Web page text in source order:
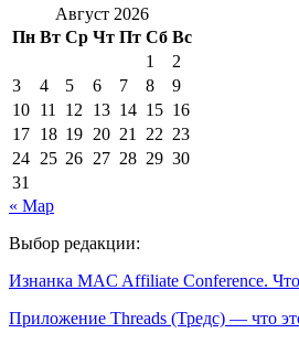
Август 2026
Пн Вт Ср Чт Пт Сб Вс
1
2
3
4 5 6 7 8
9
10 11 12 13 14 15 16
17 18 19 20 21 22 23
24 25 26 27 28 29 30
31
« Мар
Выбор редакции:
Изнанка MAC Affiliate Conference.
Приложение Threads (Тредс) — что